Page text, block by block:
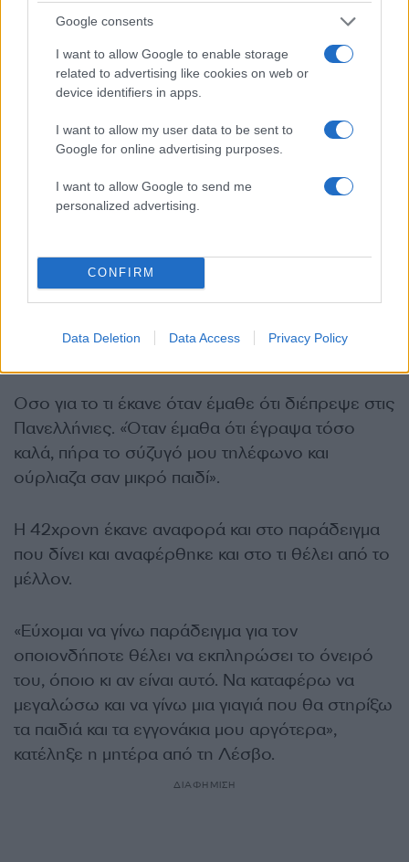
Google consents
I want to allow Google to enable storage
related to advertising like cookies on web or
device identifiers in apps.
I want to allow my user data to be sent to
Google for online advertising purposes.
I want to allow Google to send me
personalized advertising.
CONFIRM
Data Deletion Data Access Privacy Policy
έδωσαν μια δεύτερη ευκαιρία να ζήσω και δεν
αφήσω να πάει στράφι», ανέφερε.
Η πόρτα του ογκολογικού
Η γυναίκα από τη Λέσβο που τα κατάφερε στις
Πανελλήνιες τόνισε πως όταν χτυπηθείς από τον
πόρτα του ογκολογικού και κατάλαβεις τι σημαίνει
πόνος, τι σημαίνει απώλεια, τι σημαίνει
στερούμαι, τι σημαίνει αμφιβολία για το αν θα
ζεις αύριο, τότε νομίζω ότι αναθεωρείς πολλά
Οσο για το τι έκανε όταν έμαθε ότι διέπρεψε στις
Πανελλήνιες. «Όταν έμαθα ότι έγραψα τόσο
καλά, πήρα το σύζυγό μου τηλέφωνο και
ούρλιαζα σαν μικρό παιδί».
Η 42χρονη έκανε αναφορά και στο παράδειγμα
που δίνει και αναφέρθηκε και στο τι θέλει από το
μέλλον.
«Εύχομαι να γίνω παράδειγμα για τον
οποιονδήποτε θέλει να εκπληρώσει το όνειρό
του, όποιο κι αν είναι αυτό. Να καταφέρω να
μεγαλώσω και να γίνω μια γιαγιά που θα στηρίξω
τα παιδιά και τα εγγονάκια μου αργότερα»,
κατέληξε η μητέρα από τη Λέσβο.
ΔΙΑΦΗΜΙΣΗ